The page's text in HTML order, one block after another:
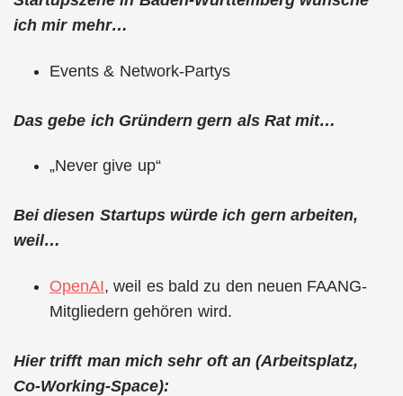
ich mir mehr…
Events & Network-Partys
Das gebe ich Gründern gern als Rat mit…
„Never give up“
Bei diesen Startups würde ich gern arbeiten,
weil…
OpenAI, weil es bald zu den neuen FAANG-
Mitgliedern gehören wird.
Hier trifft man mich sehr oft an (Arbeitsplatz,
Co-Working-Space):